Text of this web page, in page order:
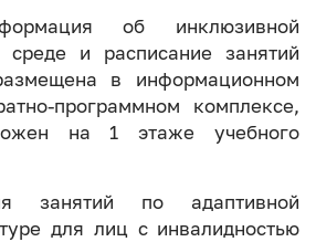
об инклюзивной
среде и расписание занятий
в информационном
программном комплексе,
на 1 этаже учебного
занятий по адаптивной
для лиц с инвалидностью